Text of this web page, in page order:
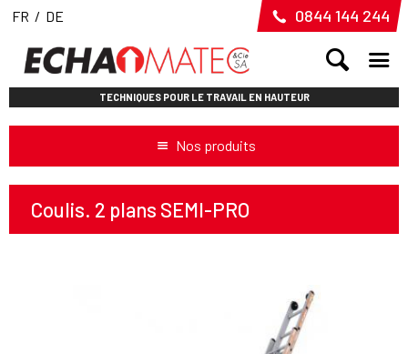
FR / DE 0844 144 244
TECHNIQUES POUR LE TRAVAIL EN HAUTEUR
Nos produits
Coulis. 2 plans SEMI-PRO